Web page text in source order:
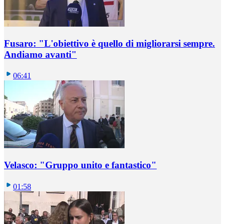
Fusaro: "L'obiettivo è quello di migliorarsi sempre.
Andiamo avanti"
06:41
Velasco: "Gruppo unito e fantastico"
01:58